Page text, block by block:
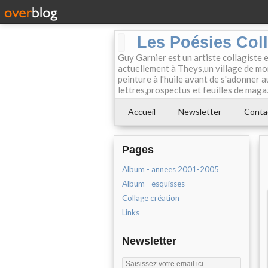
Les Poésies
Guy Garnier est un artiste collagiste
actuellement à Theys,un village de
peinture à l'huile avant de s'adonner
lettres,prospectus et feuilles de
Accueil Newsletter
Pages
Album - annees 2001-2005
Album - esquisses
Collage création
Links
Newsletter